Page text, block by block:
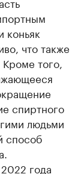
коньяк
что также
того,
спиртного
людьми
способ
года